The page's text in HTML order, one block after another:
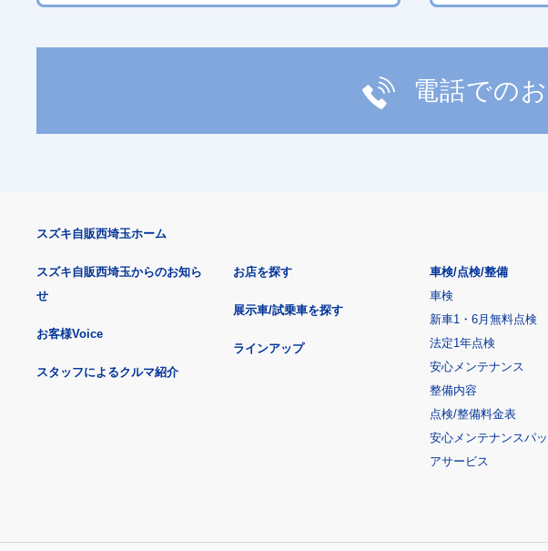
電話での
スズキ自販西埼玉ホーム
スズキ自販西埼玉からのお知ら
せ
お客様Voice
スタッフによるクルマ紹介
お店を探す
展示車/試乗車を探す
ラインアップ
車検/点検/整備
車検
新車1・6月無料点検
法定1年点検
安心メンテナンス
整備内容
点検/整備料金表
安心メンテナンスパ
アサービス